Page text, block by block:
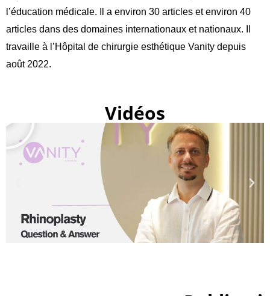
l’éducation médicale.
Il a environ 30 articles et environ 40
articles dans des domaines internationaux et nationaux. Il
travaille à l’Hôpital de chirurgie esthétique Vanity depuis
août 2022.
Vidéos